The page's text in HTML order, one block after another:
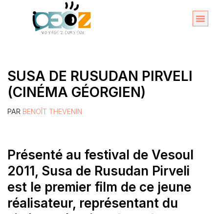
SUSA DE RUSUDAN PIRVELI
(CINÉMA GÉORGIEN)
PAR BENOÎT THEVENIN
Présenté au festival de Vesoul
2011, Susa de Rusudan Pirveli
est le premier film de ce jeune
réalisateur, représentant du